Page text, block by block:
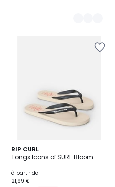
RIP CURL
Tongs Icons of SURF Bloom
à partir de
21,99 €
5
Couleurs